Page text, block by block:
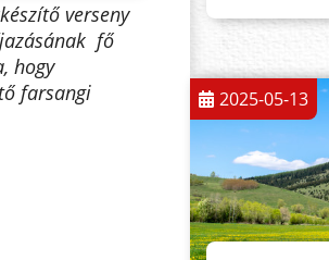
verseny
fő
hogy
farsangi
2025-05-13